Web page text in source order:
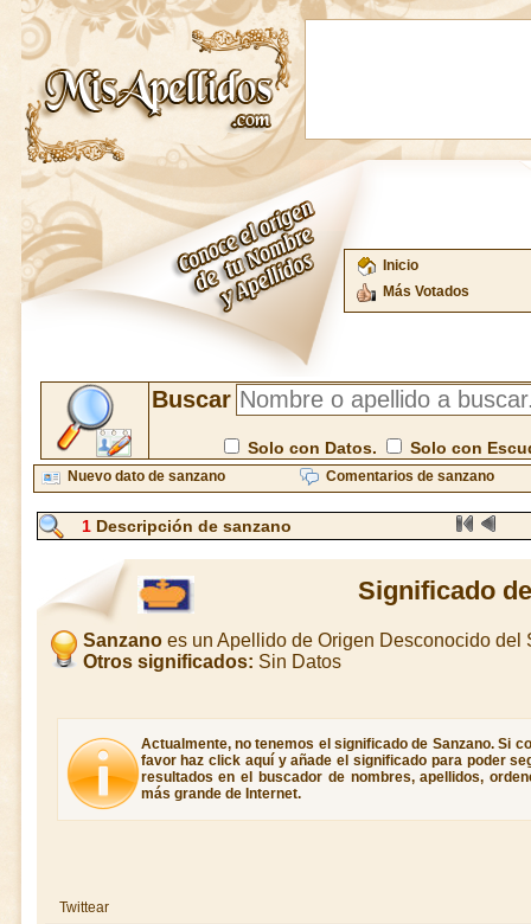
Inicio
Más Votados
Buscar
Solo con Datos. Solo con
Nuevo dato de sanzano Comentarios de sanzano
1 Descripción de sanzano
Significado
Sanzanoes un Apellido de Origen Desconocido del
Otros significados: Sin Datos
Actualmente, no tenemos el significado de Sanzano. Si
favor haz click aquí y añade el significado para poder
resultados en el buscador de nombres, apellidos,
más grande de Internet.
Twittear